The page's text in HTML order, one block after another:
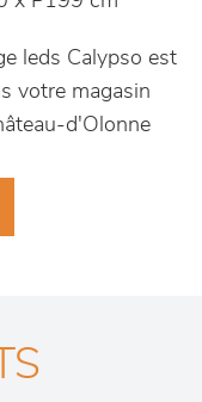
leds Calypso est
votre magasin
d'Olonne